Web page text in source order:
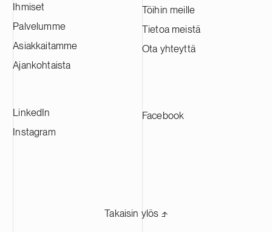
Ihmiset
Palvelumme
Asiakkaitamme
Ajankohtaista
Töihin meille
Tietoa meistä
Ota yhteyttä
LinkedIn
Instagram
Facebook
Takaisin ylös ⬏